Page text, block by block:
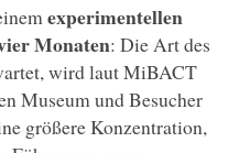
experimentellen
Monaten: Die Art des
wird laut MiBACT
Museum und Besucher
größere Konzentration,